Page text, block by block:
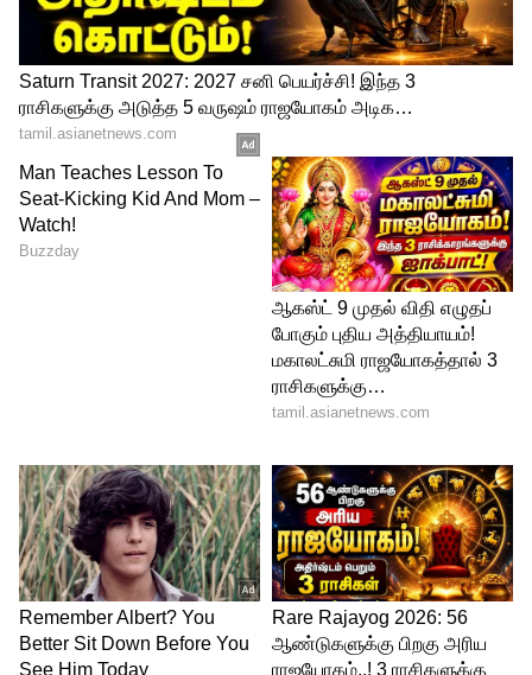
3
6
மனித எண்ணங்களில் கோள்களின்
சூரியன், சந்திரன் மற்றும் வியாழன் (குரு),
போன்ற கோள்களின் ஈர்ப்பு விசை
மனிதர்களின் இரத்த ஓட்டத்திலும்,
எண்ணங்களிலும், குணங்களிலும்
மாற்றங்களை உருவாக்குகிறது. இதையே
நம் முன்னோர்கள் பல ஆயிரம்
ஆண்டுகளுக்கு முன்பே உணர்ந்து,